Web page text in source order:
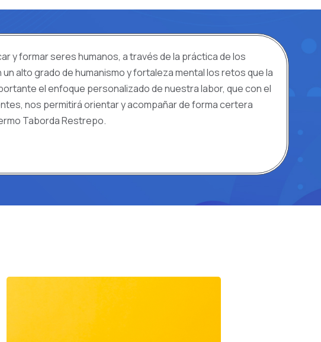
y formar seres humanos, a través de la práctica de los
alto grado de humanismo y fortaleza mental los retos que la
el enfoque personalizado de nuestra labor, que con el
nos permitirá orientar y acompañar de forma certera
Taborda Restrepo.